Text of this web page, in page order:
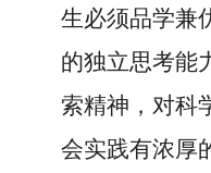
生必须品学兼
的独立思考能
索精神，对科
会实践有浓厚